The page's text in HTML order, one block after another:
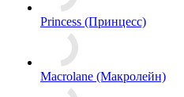
Princess (Принцесс)
Macrolane (Макролейн)